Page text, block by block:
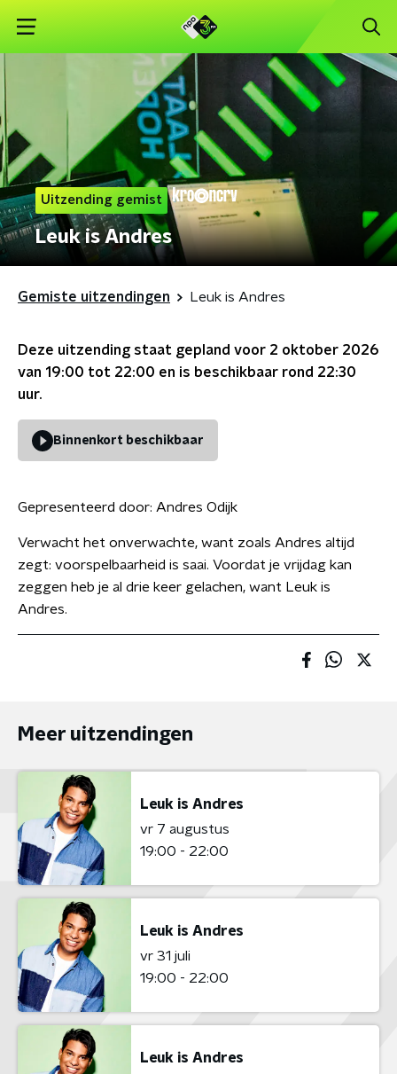
Uitzending gemist
Leuk is Andres
Gemiste uitzendingen Leuk is Andres
Deze uitzending staat gepland voor 2 oktober 2026
van 19:00 tot 22:00 en is beschikbaar rond 22:30
uur.
Binnenkort beschikbaar
Gepresenteerd door: Andres Odijk
Verwacht het onverwachte, want zoals Andres altijd
zegt: voorspelbaarheid is saai. Voordat je vrijdag kan
zeggen heb je al drie keer gelachen, want Leuk is
Andres.
Meer uitzendingen
Leuk is Andres
vr 7 augustus
19:00 - 22:00
Leuk is Andres
vr 31 juli
19:00 - 22:00
Leuk is Andres